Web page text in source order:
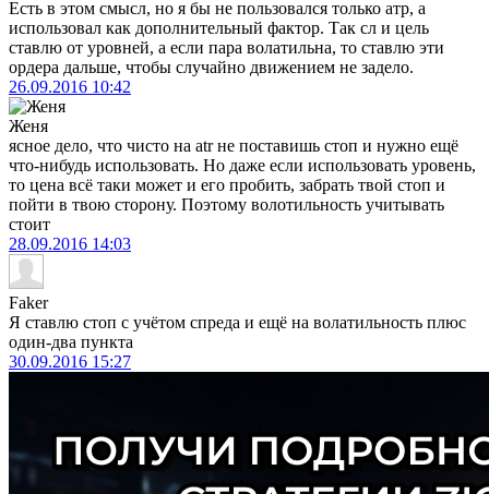
Есть в этом смысл, но я бы не пользовался только атр, а
использовал как дополнительный фактор. Так сл и цель
ставлю от уровней, а если пара волатильна, то ставлю эти
ордера дальше, чтобы случайно движением не задело.
26.09.2016 10:42
Женя
ясное дело, что чисто на atr не поставишь стоп и нужно ещё
что-нибудь использовать. Но даже если использовать уровень,
то цена всё таки может и его пробить, забрать твой стоп и
пойти в твою сторону. Поэтому волотильность учитывать
стоит
28.09.2016 14:03
Faker
Я ставлю стоп с учётом спреда и ещё на волатильность плюс
один-два пункта
30.09.2016 15:27